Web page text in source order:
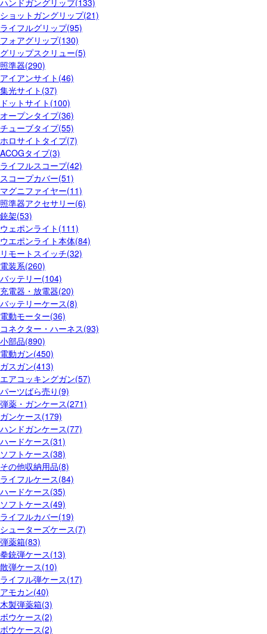
ハンドガングリップ(133)
ショットガングリップ(21)
ライフルグリップ(95)
フォアグリップ(130)
グリップスクリュー(5)
照準器(290)
アイアンサイト(46)
集光サイト(37)
ドットサイト(100)
オープンタイプ(36)
チューブタイプ(55)
ホロサイトタイプ(7)
ACOGタイプ(3)
ライフルスコープ(42)
スコープカバー(51)
マグニファイヤー(11)
照準器アクセサリー(6)
銃架(53)
ウェポンライト(111)
ウエポンライト本体(84)
リモートスイッチ(32)
電装系(260)
バッテリー(104)
充電器・放電器(20)
バッテリーケース(8)
電動モーター(36)
コネクター・ハーネス(93)
小部品(890)
電動ガン(450)
ガスガン(413)
エアコッキングガン(57)
パーツばら売り(9)
弾薬・ガンケース(271)
ガンケース(179)
ハンドガンケース(77)
ハードケース(31)
ソフトケース(38)
その他収納用品(8)
ライフルケース(84)
ハードケース(35)
ソフトケース(49)
ライフルカバー(19)
シューターズケース(7)
弾薬箱(83)
拳銃弾ケース(13)
散弾ケース(10)
ライフル弾ケース(17)
アモカン(40)
木製弾薬箱(3)
ボウケース(2)
ボウケース(2)